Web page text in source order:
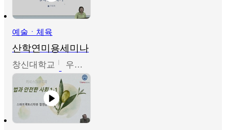
예술ㆍ체육
산학연미용세미나
창신대학교 우미옥,오윤경,박선이